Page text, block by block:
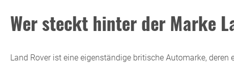
Wer steckt hinter der Marke
Land Rover ist eine eigenständige britische Automarke, deren